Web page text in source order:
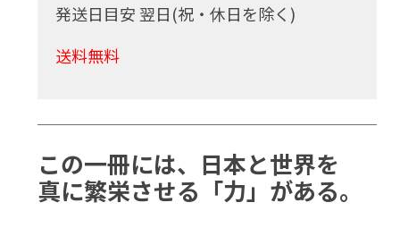
発送日目安 翌日(祝・休日を除く)
送料無料
この一冊には、日本と世界を
真に繁栄させる「力」がある。